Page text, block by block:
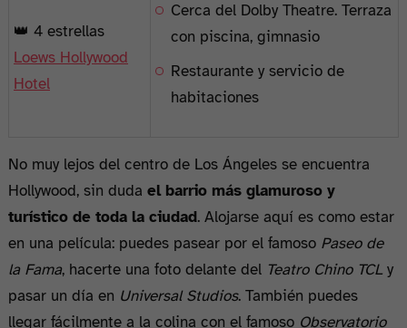
👑 4 estrellas
Loews Hollywood
Hotel
Cerca del Dolby Theatre. Terraza
con piscina, gimnasio
Restaurante y servicio de
habitaciones
No muy lejos del centro de Los Ángeles se encuentra
Hollywood, sin duda el barrio más glamuroso y
turístico de toda la ciudad. Alojarse aquí es como estar
en una película: puedes pasear por el famoso Paseo de
la Fama, hacerte una foto delante del Teatro Chino TCL y
pasar un día en Universal Studios. También puedes
llegar fácilmente a la colina con el famoso Observatorio